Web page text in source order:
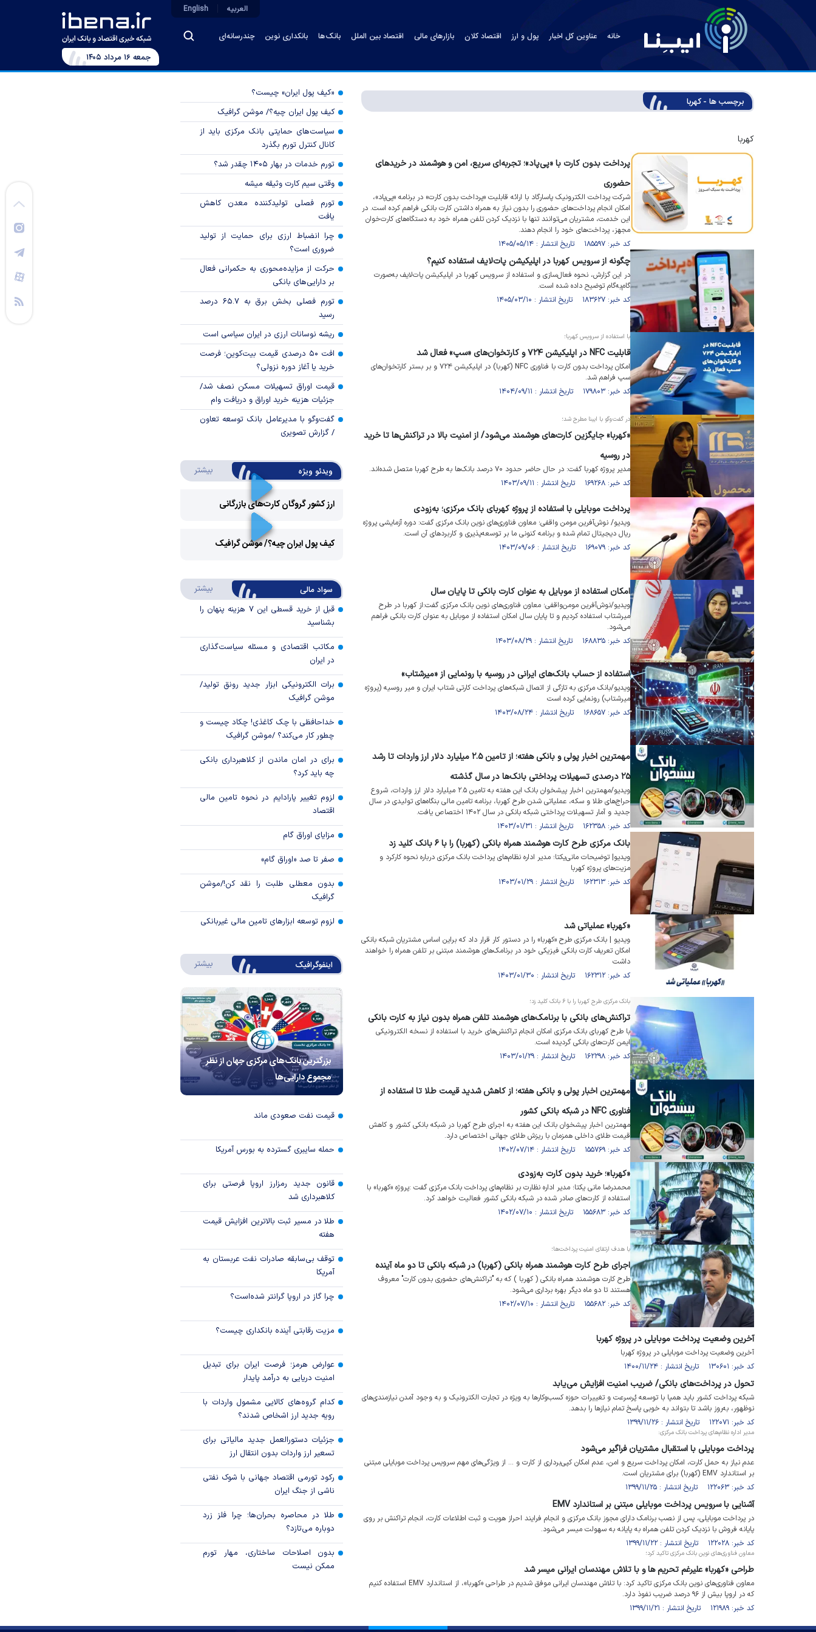
خانه عناوین کل اخبار پول و ارز اقتصاد کلان بازارهای مالی اقتصاد بین الملل بانک‌ها بانکداری نوین چندرسانه‌ای
العربیه English
جمعه ۱۶ مرداد ۱۴۰۵
برچسب ها - کهربا
کهربا
پرداخت بدون کارت با «پی‌پاد»؛ تجربه‌ای سریع، امن و هوشمند در خریدهای
حضوری
شرکت پرداخت الکترونیک پاسارگاد با ارائه قابلیت «پرداخت بدون کارت» در برنامه «پی‌پاد»،
امکان انجام پرداخت‌های حضوری را بدون نیاز به همراه داشتن کارت بانکی فراهم کرده است. در
این خدمت، مشتریان می‌توانند تنها با نزدیک کردن تلفن همراه خود به دستگاه‌های کارت‌خوان
مجهز، پرداخت‌های خود را انجام دهند.
کد خبر: ۱۸۵۵۹۷ تاریخ انتشار : ۱۴۰۵/۰۵/۱۴
چگونه از سرویس کهربا در اپلیکیشن پات‌لایف استفاده کنیم؟
در این گزارش، نحوه فعال‌سازی و استفاده از سرویس کهربا در اپلیکیشن پات‌لایف به‌صورت
گام‌به‌گام توضیح داده شده است.
کد خبر: ۱۸۳۶۲۷ تاریخ انتشار : ۱۴۰۵/۰۳/۱۰
با استفاده از سرویس کهربا؛
قابلیت NFC در اپلیکیشن ۷۲۴ و کارتخوان‌های «سپ» فعال شد
امکان پرداخت بدون کارت با فناوری NFC (کهربا) در اپلیکیشن ۷۲۴ و بر بستر کارتخوان‌های
سپ فراهم شد.
کد خبر: ۱۷۹۸۰۳ تاریخ انتشار : ۱۴۰۴/۰۹/۱۱
در گفت‌و‌گو با ایبنا مطرح شد؛
«کهربا» جایگزین کارت‌های هوشمند می‌شود/ از امنیت بالا در تراکنش‌ها تا خرید
در روسیه
مدیر پروژه کهربا گفت: در حال حاضر حدود ۷۰ درصد بانک‌ها به طرح کهربا متصل شده‌اند.
کد خبر: ۱۶۹۲۶۸ تاریخ انتشار : ۱۴۰۳/۰۹/۱۱
پرداخت موبایلی با استفاده از پروژه کهربای بانک مرکزی؛ به‌زودی
ویدیو/ نوش‌آفرین مومن واقفی؛ معاون فناوری‌های نوین بانک مرکزی گفت: دوره آزمایشی پروژه
ریال دیجیتال تمام شده و برنامه کنونی ما بر توسعه‌پذیری و کاربرد‌های آن است.
کد خبر: ۱۶۹۰۷۹ تاریخ انتشار : ۱۴۰۳/۰۹/۰۶
امکان استفاده از موبایل به عنوان کارت بانکی تا پایان سال
ویدیو/نوش‌آفرین مومن‌واقفی؛ معاون فناوری‌های نوین بانک مرکزی گفت:از کهربا در طرح
میرشتاب استفاده کردیم و تا پایان سال امکان استفاده از موبایل به عنوان کارت بانکی فراهم
می‌شود.
کد خبر: ۱۶۸۸۳۵ تاریخ انتشار : ۱۴۰۳/۰۸/۲۹
استفاده از حساب بانک‌های ایرانی در روسیه با رونمایی از «میرشتاب»
ویدیو/بانک مرکزی به تازگی از اتصال شبکه‌های پرداخت کارتی شتاب ایران و میر روسیه (پروژه
میرشتاب) رونمایی کرده است
کد خبر: ۱۶۸۶۵۷ تاریخ انتشار : ۱۴۰۳/۰۸/۲۴
مهمترین اخبار پولی و بانکی هفته؛ از تامین ۲.۵ میلیارد دلار ارز واردات تا رشد
۲۵ درصدی تسهیلات پرداختی بانک‌ها در سال گذشته
ویدیو/مهمترین اخبار پیشخوان بانک این هفته به تامین ۲.۵ میلیارد دلار ارز واردات، شروع
حراج‌های طلا و سکه، عملیاتی شدن طرح کهربا، برنامه تامین مالی بنگاه‌های تولیدی در سال
جدید و آمار تسهیلات پرداختی شبکه بانکی در سال ۱۴۰۲ اختصاص یافت.
کد خبر: ۱۶۲۳۵۸ تاریخ انتشار : ۱۴۰۳/۰۱/۳۱
بانک مرکزی طرح کارت هوشمند همراه بانکی (کهربا) را با ۶ بانک کلید زد
ویدیو| توضیحات مانی‌یکتا؛ مدیر اداره نظام‌های پرداخت بانک مرکزی درباره نحوه کارکرد و
مزیت‌های پروژه کهربا
کد خبر: ۱۶۲۳۱۳ تاریخ انتشار : ۱۴۰۳/۰۱/۲۹
«کهربا» عملیاتی شد
ویدیو | بانک مرکزی طرح «کهربا» را در دستور کار قرار داد که براین اساس مشتریان شبکه بانکی
امکان تعریف کارت بانکی فیزیکی خود در برنامک‌های هوشمند مبتنی بر تلفن همراه را خواهند
داشت
کد خبر: ۱۶۲۳۱۲ تاریخ انتشار : ۱۴۰۳/۰۱/۳۰
بانک مرکزی طرح کهربا را با ۶ بانک کلید زد؛
تراکنش‌های بانکی با برنامک‌های هوشمند تلفن همراه بدون نیاز به کارت بانکی
با طرح کهربای بانک مرکزی امکان انجام تراکنش‌های خرید با استفاده از نسخه الکترونیکی
ایمن کارت‌های بانکی گردیده است.
کد خبر: ۱۶۲۲۹۸ تاریخ انتشار : ۱۴۰۳/۰۱/۲۹
مهمترین اخبار پولی و بانکی هفته؛ از کاهش شدید قیمت طلا تا استفاده از
فناوری NFC در شبکه بانکی کشور
مهمترین اخبار پیشخوان بانک این هفته به اجرای طرح کهربا در شبکه بانکی کشور و کاهش
قیمت طلای داخلی همزمان با ریزش طلای جهانی اختصاص دارد.
کد خبر: ۱۵۵۷۶۹ تاریخ انتشار : ۱۴۰۲/۰۷/۱۴
«کهربا»؛ خرید بدون کارت به‌زودی
محمدرضا مانی یکتا؛ مدیر اداره نظارت بر نظام‌های پرداخت بانک مرکزی گفت :پروژه «کهربا» با
استفاده از کارت‌های صادر شده در شبکه بانکی کشور فعالیت خواهد کرد.
کد خبر: ۱۵۵۶۸۳ تاریخ انتشار : ۱۴۰۲/۰۷/۱۰
با هدف ارتقای امنیت پرداخت‌ها؛
اجرای طرح کارت هوشمند همراه بانکی (کهربا) در شبکه بانکی تا دو ماه آینده
طرح کارت هوشمند همراه بانکی ( کهربا ) که به "تراکنش‌های حضوری بدون کارت" معروف
هستند تا دو ماه دیگر بهره برداری می‌شود.
کد خبر: ۱۵۵۶۸۲ تاریخ انتشار : ۱۴۰۲/۰۷/۱۰
آخرین وضعیت پرداخت موبایلی در پروژه کهربا
آخرین وضعیت پرداخت موبایلی در پروژه کهربا
کد خبر: ۱۳۰۶۰۱ تاریخ انتشار : ۱۴۰۰/۱۱/۲۴
تحول در پرداخت‌های بانکی/ ضریب امنیت افزایش می‌یابد
شبکه پرداخت کشور باید همپا با توسعه پُرسرعت و تغییرات حوزه کسب‌وکارها به ویژه در تجارت الکترونیک و به وجود آمدن نیازمندی‌های
نوظهور، به‌روز باشد تا بتواند به خوبی پاسخ تمام نیازها را بدهد.
کد خبر: ۱۲۲۰۷۱ تاریخ انتشار : ۱۳۹۹/۱۱/۲۶
مدیر اداره نظام‌های پرداخت بانک مرکزی:
پرداخت موبایلی با استقبال مشتریان فراگیر می‌شود
عدم نیاز به حمل کارت، امکان پرداخت سریع و امن، عدم امکان کپی‌برداری از کارت و ... از ویژگی‌های مهم سرویس پرداخت موبایلی مبتنی
بر استاندارد EMV (کهربا) برای مشتریان است.
کد خبر: ۱۲۲۰۶۳ تاریخ انتشار : ۱۳۹۹/۱۱/۲۵
آشنایی با سرویس پرداخت موبایلی مبتنی بر استاندارد EMV
در پرداخت موبایلی، پس از نصب برنامک دارای مجوز بانک مرکزی و انجام فرایند احراز هویت و ثبت اطلاعات کارت، انجام تراکنش بر روی
پایانه فروش با نزدیک کردن تلفن همراه به پایانه به سهولت میسر می‌شود.
کد خبر: ۱۲۲۰۲۸ تاریخ انتشار : ۱۳۹۹/۱۱/۲۲
معاون فناوری‌های نوین بانک مرکزی تاکید کرد؛
طراحی «کهربا» علیرغم تحریم ها و با تلاش مهندسان ایرانی میسر شد
معاون فناوری‌های نوین بانک مرکزی تاکید کرد: با تلاش مهندسان ایرانی موفق شدیم در طراحی «کهربا»، از استاندارد EMV استفاده کنیم
که در اروپا بیش از ۹۶ درصد ضریب نفوذ دارد.
کد خبر: ۱۲۱۹۸۹ تاریخ انتشار : ۱۳۹۹/۱۱/۲۱
«کیف پول ایران» چیست؟
کیف پول ایران چیه؟/ موشن گرافیک
سیاست‌های حمایتی بانک مرکزی باید از
کانال کنترل تورم بگذرد
تورم خدمات در بهار ۱۴۰۵ چقدر شد؟
وقتی سیم کارت وثیقه میشه
تورم فصلی تولیدکننده معدن کاهش
یافت
چرا انضباط ارزی برای حمایت از تولید
ضروری است؟
حرکت از مزایده‌محوری به حکمرانی فعال
بر دارایی‌های بانکی
تورم فصلی بخش برق به ۶۵.۷ درصد
رسید
ریشه نوسانات ارزی در ایران سیاسی است
افت ۵۰ درصدی قیمت بیت‌کوین؛ فرصت
خرید یا آغاز دوره نزولی؟
قیمت اوراق تسهیلات مسکن نصف شد/
جزئیات هزینه خرید اوراق و دریافت وام
گفت‌وگو با مدیرعامل بانک توسعه تعاون
/ گزارش تصویری
ویدئو ویژه بیشتر درباره ویدئو ویژه
ارز کشور گروگان کارت‌های بازرگانی
Video
کیف پول ایران چیه؟/ موشن گرافیک
سواد مالی بیشتر درباره سواد مالی
قبل از خرید قسطی این ۷ هزینه پنهان را
بشناسید
مکاتب اقتصادی و مسئله سیاست‌گذاری
در ایران
برات الکترونیکی ابزار جدید رونق تولید/
موشن گرافیک
خداحافظی با چک کاغذی! چکاد چیست و
چطور کار می‌کند؟ /موشن گرافیک
برای در امان ماندن از کلاهبرداری بانکی
چه باید کرد؟
لزوم تغییر پارادایم در نحوه تامین مالی
اقتصاد
مزایای اوراق گام
صفر تا صد «اوراق گام»
بدون معطلی طلبت را نقد کن!/موشن
گرافیک
لزوم توسعه ابزارهای تامین مالی غیربانکی
اینفوگرافیک بیشتر درباره اینفوگرافیک
بزرگترین بانک‌های مرکزی جهان از نظر
مجموع دارایی‌ها
قیمت نفت صعودی ماند
حمله سایبری گسترده به بورس آمریکا
قانون جدید رمزارز اروپا فرصتی برای
کلاهبرداری شد
طلا در مسیر ثبت بالاترین افزایش قیمت
هفته
توقف بی‌سابقه صادرات نفت عربستان به
آمریکا
چرا گاز در اروپا گرانتر شده‌است؟
مزیت رقابتی آینده بانکداری چیست؟
عوارض هرمز؛ فرصت ایران برای تبدیل
امنیت دریایی به درآمد پایدار
کدام گروه‌های کالایی مشمول واردات با
رویه جدید ارز اشخاص شدند؟
جزئیات دستورالعمل جدید مالیاتی برای
تسعیر ارز واردات بدون انتقال ارز
رکود تورمی اقتصاد جهانی با شوک نفتی
ناشی از جنگ ایران
طلا در محاصره بحران‌ها؛ چرا فلز زرد
دوباره می‌تازد؟
بدون اصلاحات ساختاری، مهار تورم
ممکن نیست